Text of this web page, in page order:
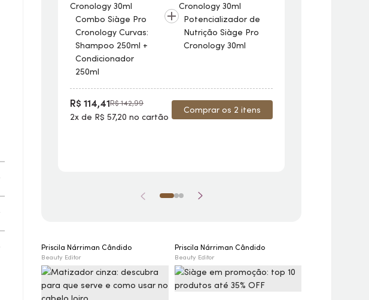
Combo Siàge Pro
Cronology Curvas:
Shampoo 250ml +
Condicionador
250ml
Potencializador de
Nutrição Siàge Pro
Cronology 30ml
R$ 142,99
R$ 114,41
2x de R$ 57,20 no cartão
Comprar os 2 itens
Priscila Nárriman Cândido
Beauty Editor
Priscila Nárriman Cândido
Beauty Editor